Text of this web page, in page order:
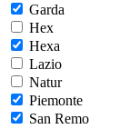
Garda
Hex
Hexa
Lazio
Natur
Piemonte
San Remo